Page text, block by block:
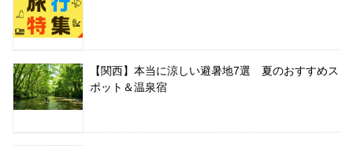
【関西】本当に涼しい避暑地7選 夏のおすすめス
ポット＆温泉宿